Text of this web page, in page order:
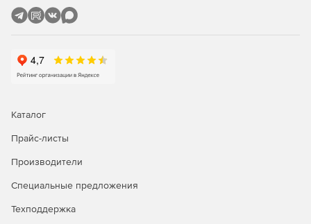
прямо из программы с интеграцией драйверов.
копирование и синхронизация.
DPI подключенного монитора.
командные строки.
Поддерживает Windows 10, Windows 8.1 и Windows 8.
Каталог
Прайс-листы
Производители
Специальные предложения
Техподдержка